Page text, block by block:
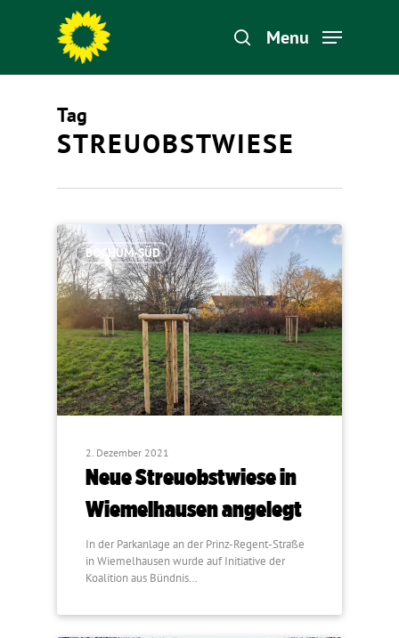
Hit enter to search or ESC to close
Menu
Tag
STREUOBSTWIESE
BOCHUM-SÜD
2. Dezember 2021
Neue Streuobstwiese in
Wiemelhausen angelegt
In der Parkanlage an der Prinz-Regent-Straße
in Wiemelhausen wurde auf Initiative der
Koalition aus Bündnis…